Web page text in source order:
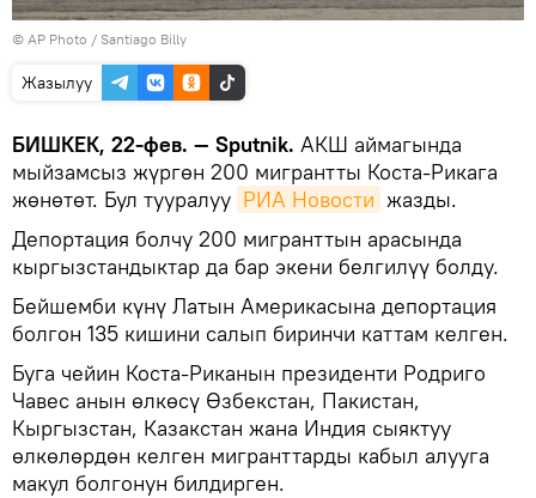
© AP Photo / Santiago Billy
Жазылуу
БИШКЕК, 22-фев. — Sputnik. АКШ аймагында
мыйзамсыз жүргөн 200 мигрантты Коста-Рикага
жөнөтөт. Бул тууралуу РИА Новости жазды.
Депортация болчу 200 мигранттын арасында
кыргызстандыктар да бар экени белгилүү болду.
Бейшемби күнү Латын Америкасына депортация
болгон 135 кишини салып биринчи каттам келген.
Буга чейин Коста-Риканын президенти Родриго
Чавес анын өлкөсү Өзбекстан, Пакистан,
Кыргызстан, Казакстан жана Индия сыяктуу
өлкөлөрдөн келген мигранттарды кабыл алууга
макул болгонун билдирген.